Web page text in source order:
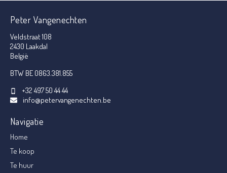
Peter Vangenechten
Veldstraat 108
2430 Laakdal
België
BTW BE 0863.381.855
+32 497 50 44 44
info@petervangenechten.be
Navigatie
Home
Te koop
Te huur